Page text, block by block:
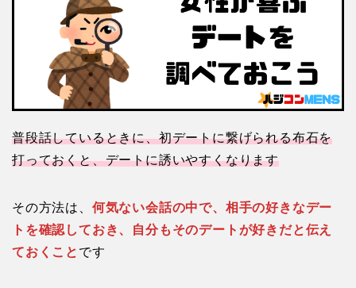
普段話しているときに、初デートに繋げられる布石を
打っておくと、デートに誘いやすくなります
その方法は、 何気ない会話の中で、相手の好きなデー
トを確認しておき、自分もそのデートが好きだと伝え
ておくこと です